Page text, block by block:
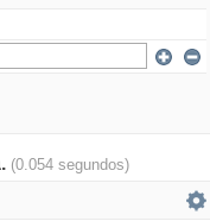
(0.054 segundos)